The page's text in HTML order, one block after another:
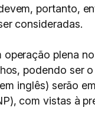
portanto,
consideradas.
plena
podendo ser
inglês) serão
com vistas à